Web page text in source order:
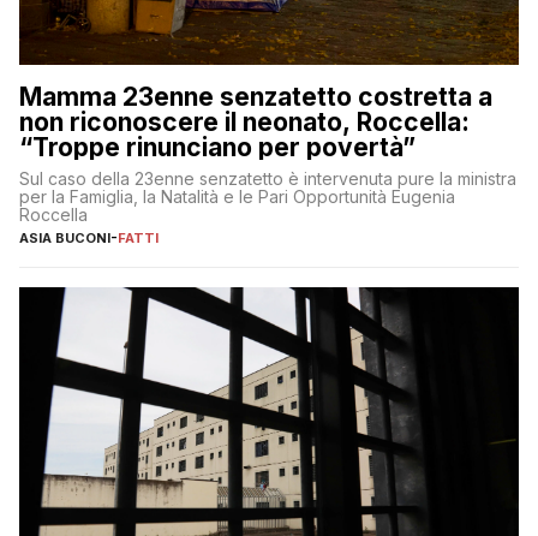
Mamma 23enne senzatetto costretta a
non riconoscere il neonato, Roccella:
“Troppe rinunciano per povertà”
Sul caso della 23enne senzatetto è intervenuta pure la ministra
per la Famiglia, la Natalità e le Pari Opportunità Eugenia
Roccella
ASIA BUCONI-FATTI